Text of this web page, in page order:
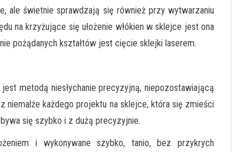
ale świetnie sprawdzają się również przy wytwarzaniu
na krzyżujące się ułożenie włókien w sklejce jest ona
pożądanych kształtów jest cięcie sklejki laserem.
metodą niesłychanie precyzyjną, niepozostawiającą
niemalże każdego projektu na sklejce, która się zmieści
się szybko i z dużą precyzyjnie.
i wykonywane szybko, tanio, bez przykrych